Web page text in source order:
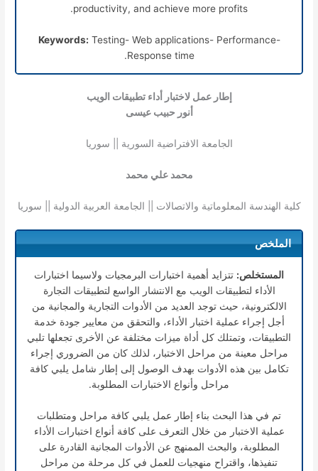
productivity, and achieve more profits.
Keywords: Testing- Web applications- Performance-
Response time.
إطار عمل لاختبار أداء تطبيقات الويب
أنور حبيب عيسى
الجامعة الافتراضية السورية || سوريا
محمد علي محمد
كلية الهندسة المعلوماتية والاتصالات || الجامعة العربية الدولية || سوريا
الملخص
المستخلص: تتزايد أهمية اختبارات البرمجيات ولاسيما اختبارات
الأداء لتطبيقات الويب مع الانتشار الواسع لتطبيقات التجارة
الالكترونية، حيث توجد العديد من الأدوات التجارية والمجانية من
أجل إجراء عملية اختبار الأداء، والتحقق من معايير جودة خدمة
التطبيقات، وتمتلك كل أداة ميزات مختلفة عن الأخرى تجعلها تلبي
مراحل معينة من مراحل الاختبار، لذلك كان من الضروري إجراء
تكامل بين هذه الأدوات بهدف الوصول إلى إطار شامل يلبي كافة
مراحل وأنواع الاختبارات المطلوبة.
تم في هذا البحث بناء إطار عمل يلبي كافة مراحل ومتطلبات
عملية الاختبار من خلال التعرف على كافة أنواع اختبارات الأداء
المطلوبة، والبحث الممنهج عن الأدوات المجانية القادرة على
تنفيذها، واقتراح منهجيات للعمل في كل مرحلة من مراحل